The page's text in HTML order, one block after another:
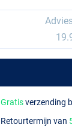
Gratisverzending
Retourtermijn van